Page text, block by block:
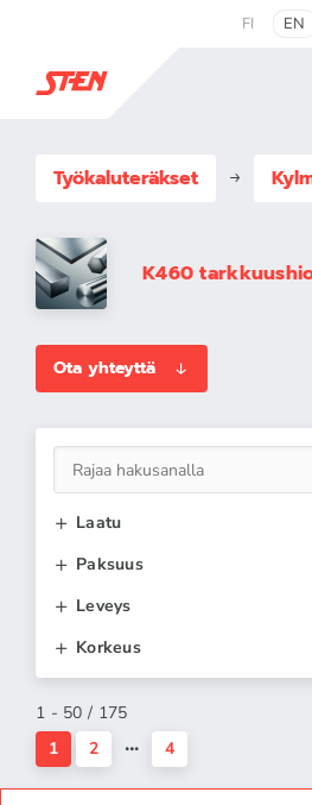
FI EN
Työkaluteräkset
K460
Ota yhteyttä
Laatu
Paksuus
Leveys
Korkeus
1 - 50 / 175
1
2 4